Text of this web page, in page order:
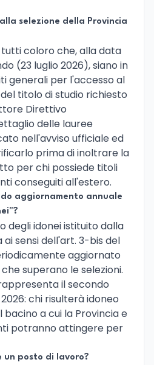
selezione della Provincia
tutti coloro che, alla data
(23 luglio 2026), siano in
generali per l'accesso al
titolo di studio richiesto
Direttivo
delle lauree
nell'avviso ufficiale ed
prima di inoltrare la
per chi possiede titoli
conseguiti all'estero.
aggiornamento annuale
degli idonei istituito dalla
ai sensi dell'art. 3-bis del
aggiornato
superano le selezioni.
il secondo
chi risulterà idoneo
a cui la Provincia e
potranno attingere per
un posto di lavoro?